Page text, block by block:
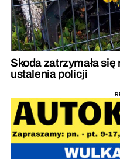
Skoda zatrzymała
ustalenia policji